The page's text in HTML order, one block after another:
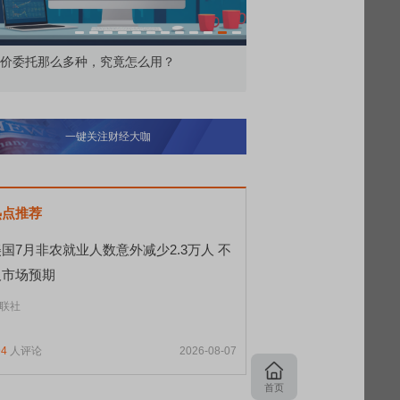
怎么用？ 北交所顶格打新居然只能中碎股
一键关注财经大咖
推荐
7月非农就业人数意外减少2.3万人 不
场预期
社
人评论 2026-08-07
首页